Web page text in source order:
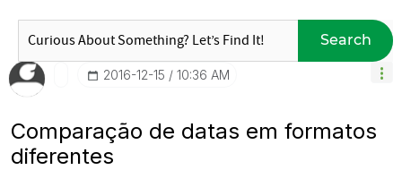
Search
‎2016-12-15 10:36 AM
Comparação de datas em formatos
diferentes